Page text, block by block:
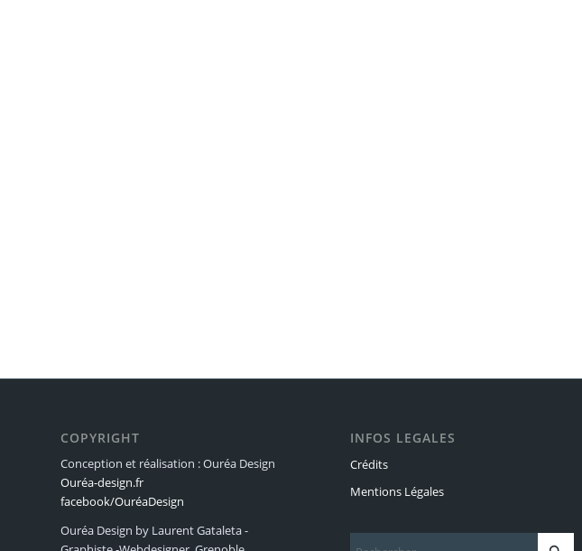
COPYRIGHT
Conception et réalisation : Ouréa Design
Ouréa-design.fr
facebook/OuréaDesign
Ouréa Design by Laurent Gataleta -
INFOS LEGALES
Crédits
Mentions Légales